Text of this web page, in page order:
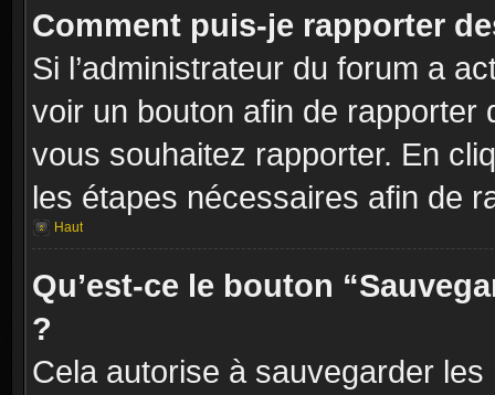
Comment puis-je rapporter
Si l’administrateur du forum a
voir un bouton afin de
vous souhaitez rapporter. En
les étapes nécessaires afin de
Haut
Qu’est-ce le bouton
?
Cela autorise à sauvegarder